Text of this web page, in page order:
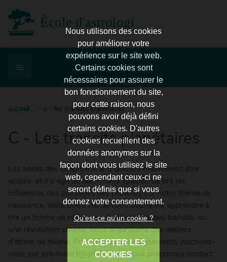
École d'astrologie d'Enghien
accueil c - les transits planétaires
C - Les transits planétaires
Les bases des chapitre A & B doivent maintenant être
acquis, et il s'agit de déterminer quelles seront les
influences des passages des planètes sur notre thème de
naissance, dans notre vie. Si vous souhaitez apprendre à
lire un thème de naissance, à interpréter des transits, ou
une révolution solaire, nous organisons des ateliers
d'étude de thème. Pour plus de renseignements inscrivez-
vous sur astrovoort@gmail.com, nous prendrons contact
Nous utilisons des cookies
pour améliorer votre
expérience sur le site web.
Certains cookies sont
nécessaires pour assurer le
bon fonctionnement du site,
pour cette raison, nous
pouvons avoir déjà défini
certains cookies. D'autres
cookies recueillent des
données anonymes sur la
façon dont vous utilisez le site
web, cependant ceux-ci ne
seront définis que si vous
donnez votre consentement.
Qu'est-ce qu'un cookie ?
ACCEPTER LES
COOKIES